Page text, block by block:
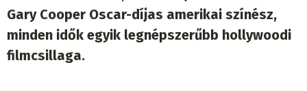
Gary Cooper Oscar-díjas amerikai színész,
minden idők egyik legnépszerűbb hollywoodi
filmcsillaga.